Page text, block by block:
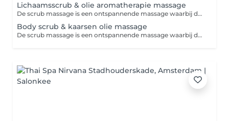
Lichaamsscrub & olie aromatherapie massage
De scrub massage is een ontspannende massage waarbij dode huidcellen en oneffenheden worden verwijderd door onze scrub creme. Door de draaiende masserende bewegingen word de doorbloeding van de huid verbeterd. De massage word uitgevoerd met ontspannende aroma olie. Na de behandeling heeft u een verfrissend, aangenaam en verzorgd gevoel.
Body scrub & kaarsen olie massage
De scrub massage is een ontspannende massage waarbij dode huidcellen en oneffenheden worden verwijderd door onze scrub creme. Door de draaiende masserende bewegingen word de doorbloeding van de huid verbeterd. De massage word uitgevoerd met kaarsen olie. Na de behandeling heeft u een verfrissend, aangenaam en verzorgd gevoel.